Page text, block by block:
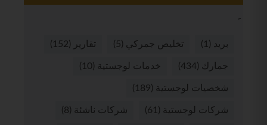
بريد (1) تخليص جمركي (5) تقارير (152)
جمارك (434) خدمات لوجستية (10)
شخصيات لوجستية (189)
شركات لوجستية (61) شركات ناشئة (8)